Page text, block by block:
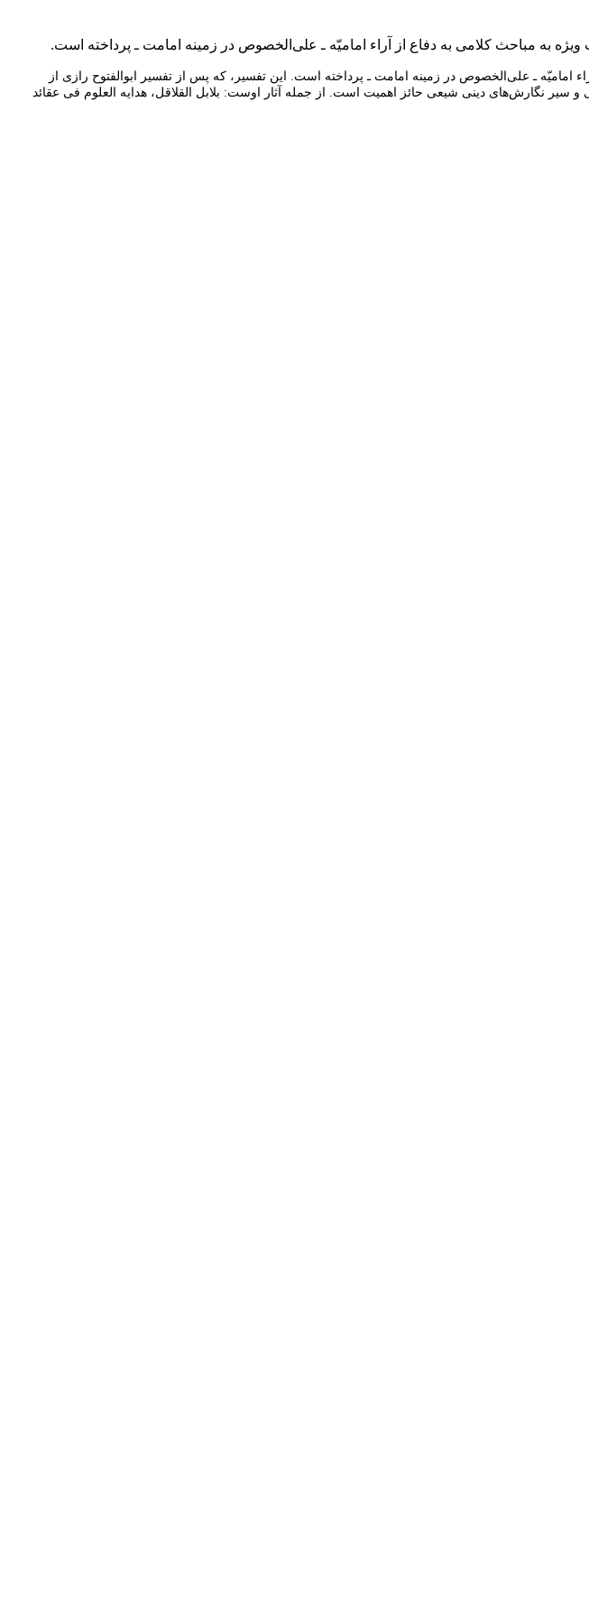
به مباحث كلامى به دفاع از آراء اماميّه ـ على‌الخصوص در زمينه امامت ـ پرداخته است.
ـ على‌الخصوص در زمينه امامت ـ پرداخته است. اين تفسير، كه پس از تفسير ابوالفتوح رازى از
نگارش‌هاى دينى شيعى حائز اهميت است. از جمله آثار اوست: بلابل القلاقل، هدایه العلوم فی عقائد